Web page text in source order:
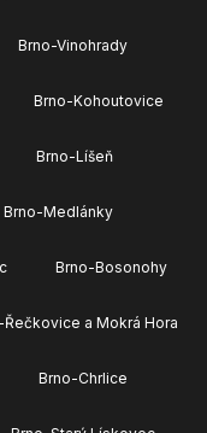
Brno-Vinohrady
Brno-Kohoutovice
Brno-Líšeň
Brno-Medlánky
Brno-Bosonohy
Řečkovice a Mokrá Hora
Brno-Chrlice